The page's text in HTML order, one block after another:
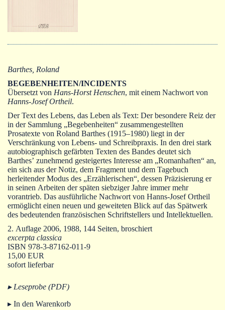
Bibliophilia
Autoren
Barthes, Roland
BEGEBENHEITEN/INCIDENTS
Übersetzt von Hans-Horst Henschen, mit einem Nachwort von
Hanns-Josef Ortheil.
Der Text des Lebens, das Leben als Text: Der besondere Reiz der
in der Sammlung „Begebenheiten“ zusammengestellten
Prosatexte von Roland Barthes (1915‒1980) liegt in der
Verschränkung von Lebens- und Schreibpraxis. In den drei stark
autobiographisch gefärbten Texten des Bandes deutet sich
Barthes’ zunehmend gesteigertes Interesse am „Romanhaften“ an,
ein sich aus der Notiz, dem Fragment und dem Tagebuch
herleitender Modus des „Erzählerischen“, dessen Präzisierung er
in seinen Arbeiten der späten siebziger Jahre immer mehr
vorantrieb. Das ausführliche Nachwort von Hanns-Josef Ortheil
ermöglicht einen neuen und geweiteten Blick auf das Spätwerk
des bedeutenden französischen Schriftstellers und Intellektuellen.
2. Auflage 2006, 1988, 144 Seiten, broschiert
excerpta classica
ISBN 978-3-87162-011-9
15,00 EUR
sofort lieferbar
▸ Leseprobe (PDF)
▸ In den Warenkorb